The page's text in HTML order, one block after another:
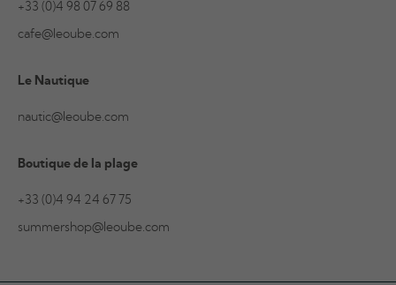
+33 (0)4 98 07 69 88
cafe@leoube.com
Le Nautique
nautic@leoube.com
Boutique de la plage
+33 (0)4 94 24 67 75
summershop@leoube.com